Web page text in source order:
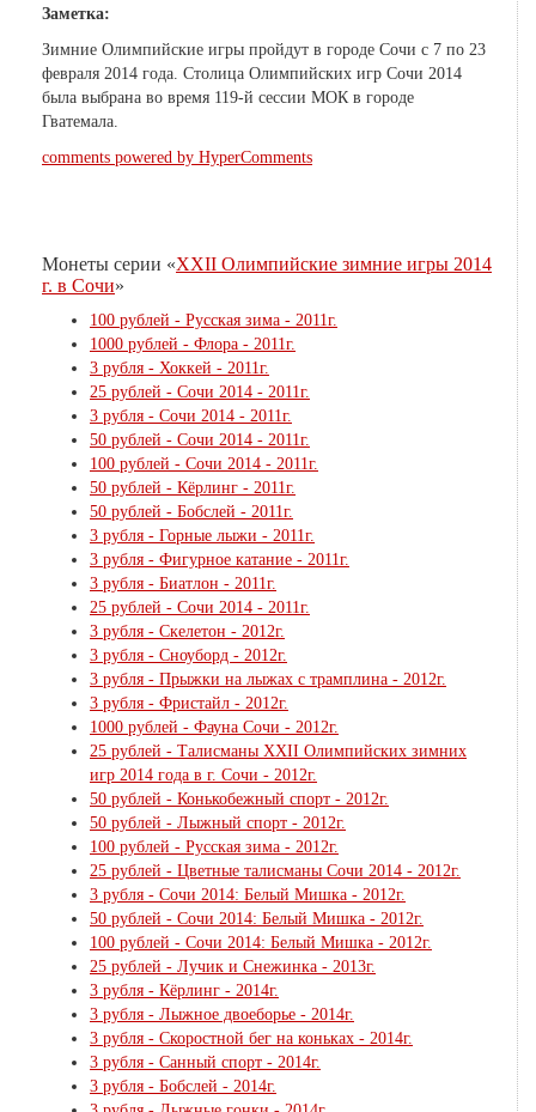
Заметка:
Зимние Олимпийские игры пройдут в городе Сочи с 7 по 23
февраля 2014 года. Столица Олимпийских игр Сочи 2014
была выбрана во время 119-й сессии МОК в городе
Гватемала.
comments powered by HyperComments
Монеты серии «XXII Олимпийские зимние игры 2014
г. в Сочи»
100 рублей - Русская зима - 2011г.
1000 рублей - Флора - 2011г.
3 рубля - Хоккей - 2011г.
25 рублей - Сочи 2014 - 2011г.
3 рубля - Сочи 2014 - 2011г.
50 рублей - Сочи 2014 - 2011г.
100 рублей - Сочи 2014 - 2011г.
50 рублей - Кёрлинг - 2011г.
50 рублей - Бобслей - 2011г.
3 рубля - Горные лыжи - 2011г.
3 рубля - Фигурное катание - 2011г.
3 рубля - Биатлон - 2011г.
25 рублей - Сочи 2014 - 2011г.
3 рубля - Скелетон - 2012г.
3 рубля - Сноуборд - 2012г.
3 рубля - Прыжки на лыжах с трамплина - 2012г.
3 рубля - Фристайл - 2012г.
1000 рублей - Фауна Сочи - 2012г.
25 рублей - Талисманы XXII Олимпийских зимних
игр 2014 года в г. Сочи - 2012г.
50 рублей - Конькобежный спорт - 2012г.
50 рублей - Лыжный спорт - 2012г.
100 рублей - Русская зима - 2012г.
25 рублей - Цветные талисманы Сочи 2014 - 2012г.
3 рубля - Сочи 2014: Белый Мишка - 2012г.
50 рублей - Сочи 2014: Белый Мишка - 2012г.
100 рублей - Сочи 2014: Белый Мишка - 2012г.
25 рублей - Лучик и Снежинка - 2013г.
3 рубля - Кёрлинг - 2014г.
3 рубля - Лыжное двоеборье - 2014г.
3 рубля - Скоростной бег на коньках - 2014г.
3 рубля - Санный спорт - 2014г.
3 рубля - Бобслей - 2014г.